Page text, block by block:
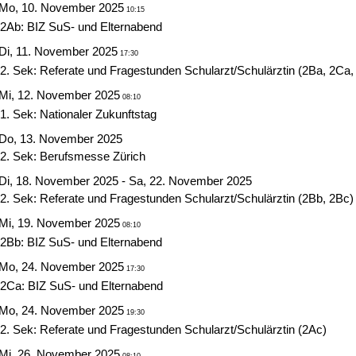
10. November 2025 10:15
2Ab: BIZ SuS- und Elternabend
11. November 2025 17:30
2. Sek: Referate und Fragestunden Schularzt/Schulärztin (2Ba, 2Ca,
12. November 2025 08:10
1. Sek: Nationaler Zukunftstag
13. November 2025
2. Sek: Berufsmesse Zürich
18. November 2025 - Sa, 22. November 2025
2. Sek: Referate und Fragestunden Schularzt/Schulärztin (2Bb, 2Bc)
19. November 2025 08:10
2Bb: BIZ SuS- und Elternabend
24. November 2025 17:30
2Ca: BIZ SuS- und Elternabend
24. November 2025 19:30
2. Sek: Referate und Fragestunden Schularzt/Schulärztin (2Ac)